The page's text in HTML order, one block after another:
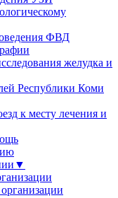
ФВД
желудка и
Республики Коми
к месту лечения и